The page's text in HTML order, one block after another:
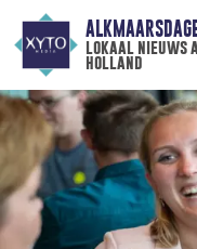
lokaal nieuws
holland